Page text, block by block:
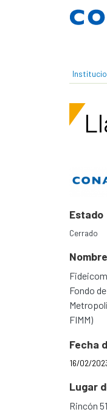
Pasar al contenido principal
Estado
Cerrado
Fondo
FIMM)
Fecha
16/02/
Lugar
Rincón